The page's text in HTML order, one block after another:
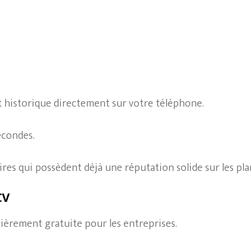
historique directement sur votre téléphone.
qui possèdent déjà une réputation solide sur les
gratuite pour les entreprises.